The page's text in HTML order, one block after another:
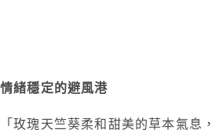
情緒穩定的避風港
「玫瑰天竺葵柔和甜美的草本氣息